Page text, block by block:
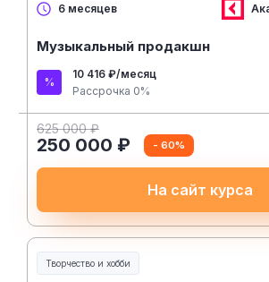
6 месяцев
Музыкальный продакшн
10 416 ₽/месяц
Рассрочка 0%
625 000 ₽
250 000 ₽ - 60%
На сайт курса
Творчество и хобби
Творчество, контент и хобби